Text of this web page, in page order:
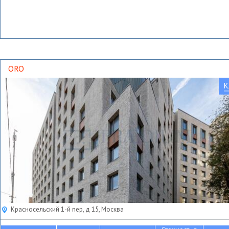
ORO
Красносельский 1-й пер, д 15, Москва